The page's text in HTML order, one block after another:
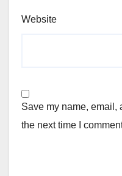
Website
Save my name, email,
the next time I